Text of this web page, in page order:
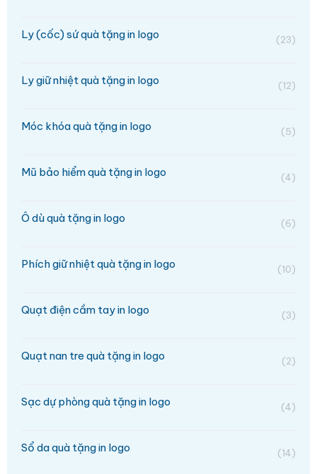
Ly (cốc) sứ quà tặng in logo (23)
Ly giữ nhiệt quà tặng in logo (12)
Móc khóa quà tặng in logo (5)
Mũ bảo hiểm quà tặng in logo (4)
Ô dù quà tặng in logo (6)
Phích giữ nhiệt quà tặng in logo (10)
Quạt điện cầm tay in logo (3)
Quạt nan tre quà tặng in logo (2)
Sạc dự phòng quà tặng in logo (4)
Sổ da quà tặng in logo (14)